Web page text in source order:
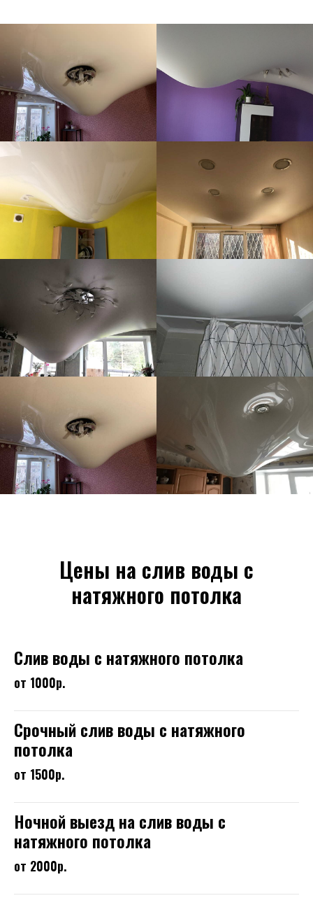
Цены на слив воды с
натяжного потолка
Слив воды с натяжного потолка
от 1000р.
Срочный слив воды с натяжного
потолка
от 1500р.
Ночной выезд на слив воды с
натяжного потолка
от 2000р.